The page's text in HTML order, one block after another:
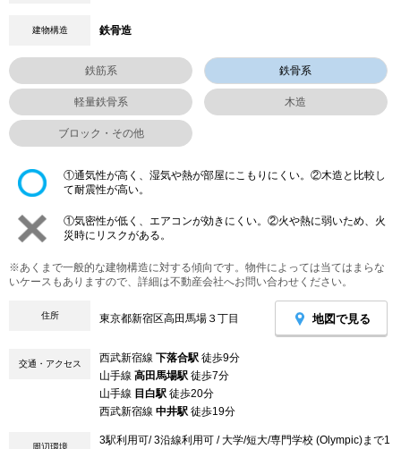
建物構造 鉄骨造
鉄筋系 鉄骨系
軽量鉄骨系 木造
ブロック・その他
①通気性が高く、湿気や熱が部屋にこもりにくい。②木造と比較し
て耐震性が高い。
①気密性が低く、エアコンが効きにくい。②火や熱に弱いため、火
災時にリスクがある。
※あくまで一般的な建物構造に対する傾向です。物件によっては当てはまらな
いケースもありますので、詳細は不動産会社へお問い合わせください。
住所 東京都新宿区高田馬場３丁目 地図で見る
交通・アクセス 西武新宿線 下落合駅 徒歩9分
山手線 高田馬場駅 徒歩7分
山手線 目白駅 徒歩20分
西武新宿線 中井駅 徒歩19分
周辺環境
3駅利用可/ 3沿線利用可 / 大学/短大/専門学校 (Olympic)まで1